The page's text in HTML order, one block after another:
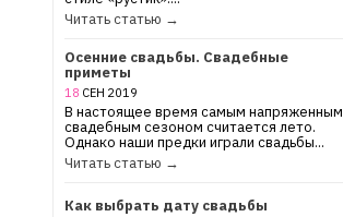
Читать статью →
Осенние свадьбы. Свадебные
приметы
18 СЕН 2019
В настоящее время самым напряженным
свадебным сезоном считается лето.
Однако наши предки играли свадьбы...
Читать статью →
Как выбрать дату свадьбы